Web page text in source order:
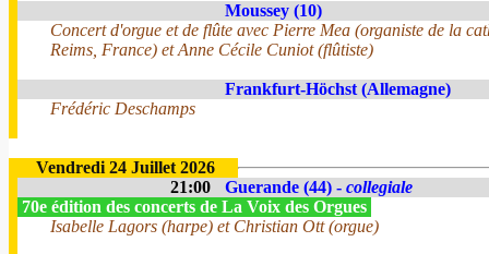
Moussey (10)
Concert d'orgue et de flûte avec Pierre Mea (organiste de la
Reims, France) et Anne Cécile Cuniot (flûtiste)
Frankfurt-Höchst (Allemagne)
Frédéric Deschamps
Vendredi 24 Juillet 2026
21:00
Guerande (44) - collegiale
70e édition des concerts de La Voix des Orgues
Isabelle Lagors (harpe) et Christian Ott (orgue)